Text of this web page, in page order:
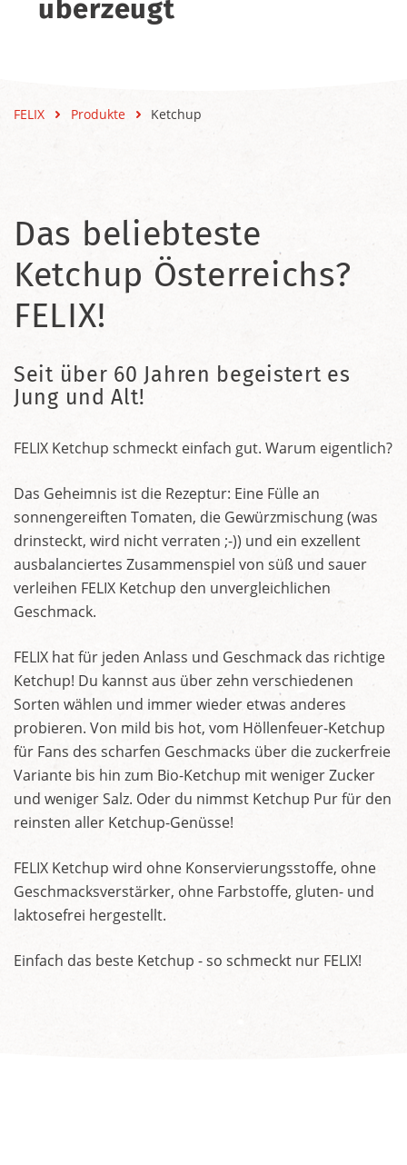
überzeugt
FELIX Produkte Ketchup
Das beliebteste
Ketchup Österreichs?
FELIX!
Seit über 60 Jahren begeistert es
Jung und Alt!
FELIX Ketchup schmeckt einfach gut. Warum eigentlich?
Das Geheimnis ist die Rezeptur: Eine Fülle an
sonnengereiften Tomaten, die Gewürzmischung (was
drinsteckt, wird nicht verraten ;-)) und ein exzellent
ausbalanciertes Zusammenspiel von süß und sauer
verleihen FELIX Ketchup den unvergleichlichen
Geschmack.
FELIX hat für jeden Anlass und Geschmack das richtige
Ketchup! Du kannst aus über zehn verschiedenen
Sorten wählen und immer wieder etwas anderes
probieren. Von mild bis hot, vom Höllenfeuer-Ketchup
für Fans des scharfen Geschmacks über die zuckerfreie
Variante bis hin zum Bio-Ketchup mit weniger Zucker
und weniger Salz. Oder du nimmst Ketchup Pur für den
reinsten aller Ketchup-Genüsse!
FELIX Ketchup wird ohne Konservierungsstoffe, ohne
Geschmacksverstärker, ohne Farbstoffe, gluten- und
laktosefrei hergestellt.
Einfach das beste Ketchup - so schmeckt nur FELIX!